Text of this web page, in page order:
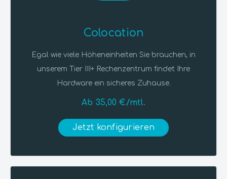
Colocation
Egal wie viele Höheneinheiten Sie brauchen, in
unserem Tier III+ Rechenzentrum findet Ihre
Hardware ein sicheres Zuhause.
Ab 35,00 €/mtl.
Jetzt konfigurieren